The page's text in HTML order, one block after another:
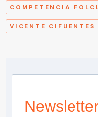
COMPETENCIA
VICENTE CIFUENTES